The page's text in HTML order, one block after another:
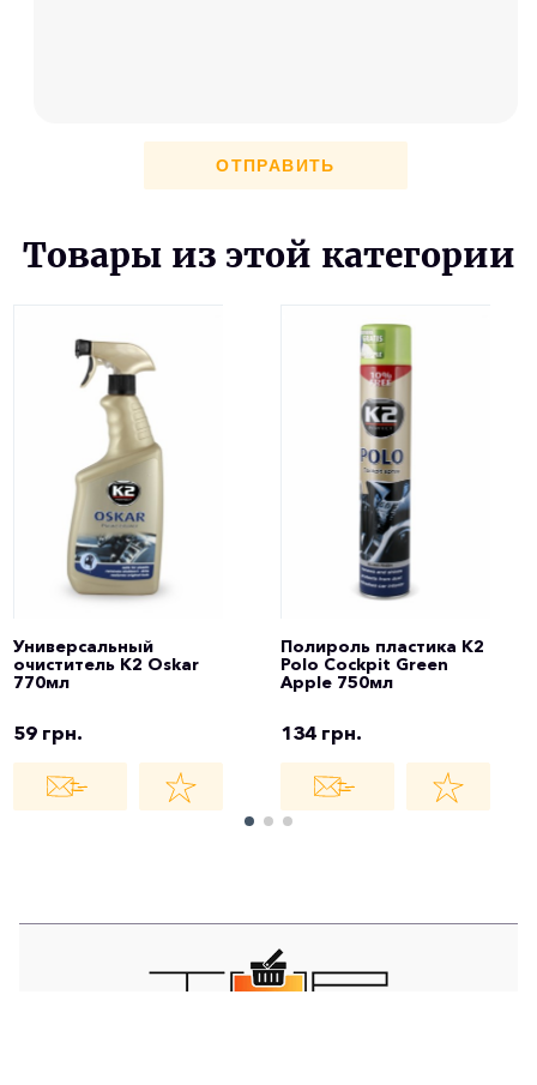
ОТПРАВИТЬ
Товары из этой категории
Универсальный
очиститель K2 Oskar
770мл
59 грн.
Полироль пластика K2
Polo Cockpit Green
Apple 750мл
134 грн.